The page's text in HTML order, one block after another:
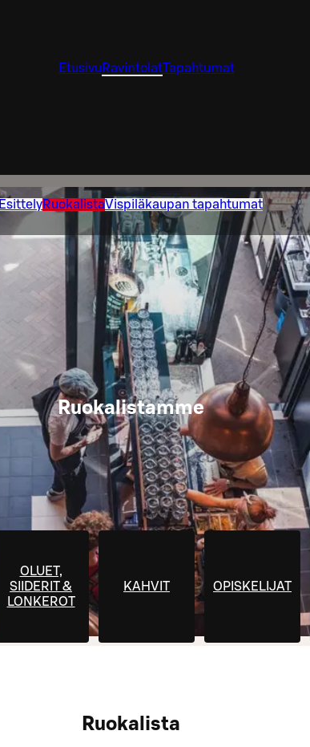
Etusivu RavintolatTapahtumat
EsittelyRuokalistaVispiläkaupan tapahtumat
Ruokalistamme
OLUET,
SIIDERIT &
LONKEROT
KAHVIT OPISKELIJAT
Ruokalista